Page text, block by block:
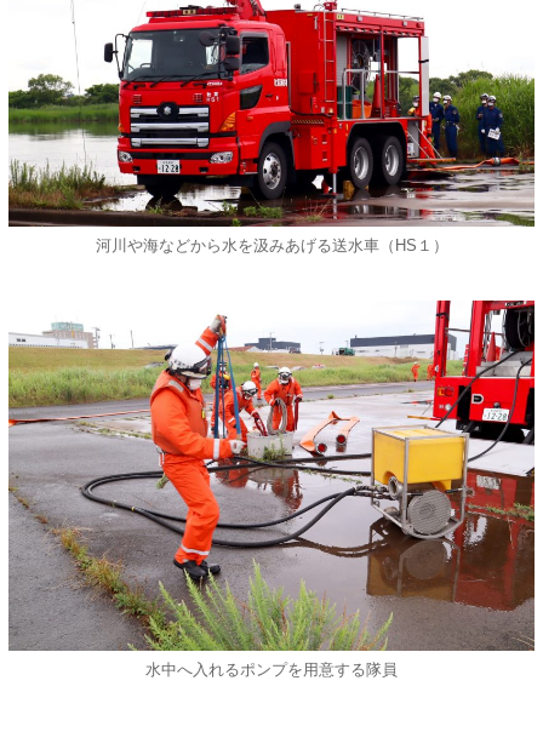
河川や海などから水を汲みあげる送水車（HS１）
水中へ入れるポンプを用意する隊員